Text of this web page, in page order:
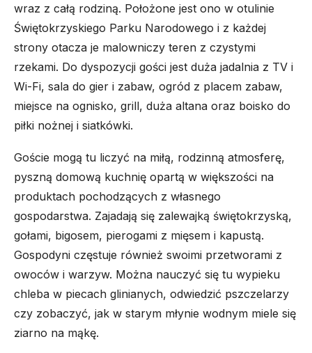
wraz z całą rodziną. Położone jest ono w otulinie
Świętokrzyskiego Parku Narodowego i z każdej
strony otacza je malowniczy teren z czystymi
rzekami. Do dyspozycji gości jest duża jadalnia z TV i
Wi-Fi, sala do gier i zabaw, ogród z placem zabaw,
miejsce na ognisko, grill, duża altana oraz boisko do
piłki nożnej i siatkówki.
Goście mogą tu liczyć na miłą, rodzinną atmosferę,
pyszną domową kuchnię opartą w większości na
produktach pochodzących z własnego
gospodarstwa. Zajadają się zalewajką świętokrzyską,
gołami, bigosem, pierogami z mięsem i kapustą.
Gospodyni częstuje również swoimi przetworami z
owoców i warzyw. Można nauczyć się tu wypieku
chleba w piecach glinianych, odwiedzić pszczelarzy
czy zobaczyć, jak w starym młynie wodnym miele się
ziarno na mąkę.